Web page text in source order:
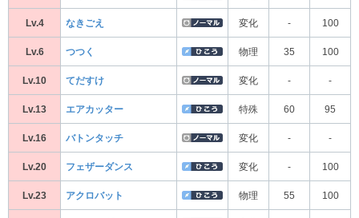
Lv.4 なきごえ 変化 - 100
Lv.6 つつく 物理 35 100
Lv.10 てだすけ 変化 - -
Lv.13 エアカッター 特殊 60 95
Lv.16 バトンタッチ 変化 - -
Lv.20 フェザーダンス 変化 - 100
Lv.23 アクロバット 物理 55 100